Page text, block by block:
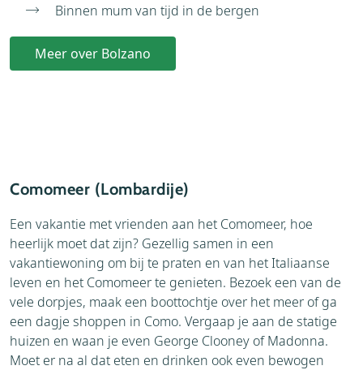
Binnen mum van tijd in de bergen
Meer over Bolzano
Comomeer (Lombardije)
Een vakantie met vrienden aan het Comomeer, hoe
heerlijk moet dat zijn? Gezellig samen in een
vakantiewoning om bij te praten en van het Italiaanse
leven en het Comomeer te genieten. Bezoek een van de
vele dorpjes, maak een boottochtje over het meer of ga
een dagje shoppen in Como. Vergaap je aan de statige
huizen en waan je even George Clooney of Madonna.
Moet er na al dat eten en drinken ook even bewogen